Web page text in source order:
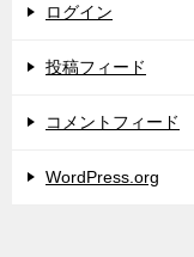
ログイン
投稿フィード
コメントフィード
WordPress.org